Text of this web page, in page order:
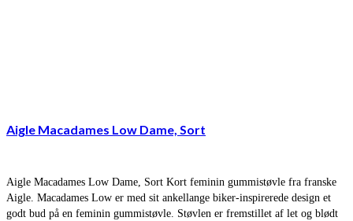
Aigle Macadames Low Dame, Sort
Aigle Macadames Low Dame, Sort Kort feminin gummistøvle fra franske
Aigle. Macadames Low er med sit ankellange biker-inspirerede design et
godt bud på en feminin gummistøvle. Støvlen er fremstillet af let og blødt